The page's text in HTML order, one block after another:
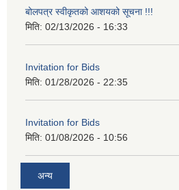
बोलपत्र स्वीकृतको आशयको सूचना !!!
मिति: 02/13/2026 - 16:33
Invitation for Bids
मिति: 01/28/2026 - 22:35
Invitation for Bids
मिति: 01/08/2026 - 10:56
अन्य